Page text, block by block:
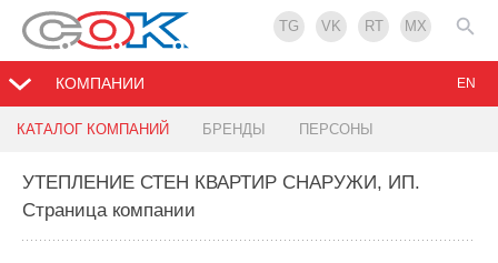
TG VK RT MX
КОМПАНИИ
КАТАЛОГ КОМПАНИЙ БРЕНДЫ ПЕРСОНЫ
EN
УТЕПЛЕНИЕ СТЕН КВАРТИР СНАРУЖИ, ИП.
Страница компании